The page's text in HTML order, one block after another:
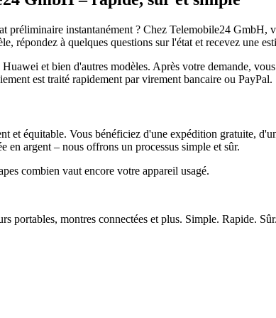
préliminaire instantanément ? Chez Telemobile24 GmbH,
répondez à quelques questions sur l'état et recevez une
et bien d'autres modèles. Après votre demande,
est traité rapidement par virement bancaire ou PayPal.
et équitable. Vous bénéficiez d'une expédition gratuite,
en argent – nous offrons un processus simple et sûr.
combien vaut encore votre appareil usagé.
portables, montres connectées et plus. Simple. Rapide. Sûr.